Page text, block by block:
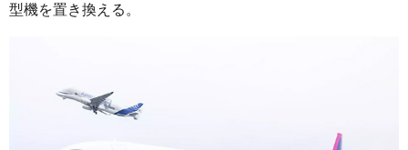
型機を置き換える。